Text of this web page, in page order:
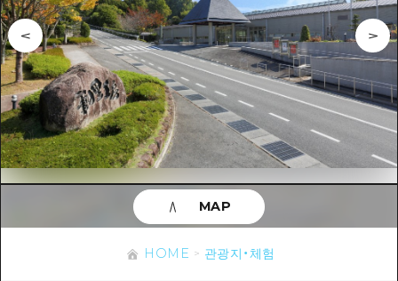
추천
아트
이벤트/축제
음식/술
사이클링
쇼핑
스포츠
나이트 라이프
목록
Dive! Hiroshima 공식 가이드
Hiroshima Moshimo Travel
히로시마시 주변
아키(安芸)
빈고(備後)
관광지・체험
목록
히로시마시 주변
아키(安芸)
빈고(備後)
비북(備北)
게이호쿠(芸北)
계절 정보
이벤트
유용한 정보
목록
접근
HOME 관광지・체험
MAP